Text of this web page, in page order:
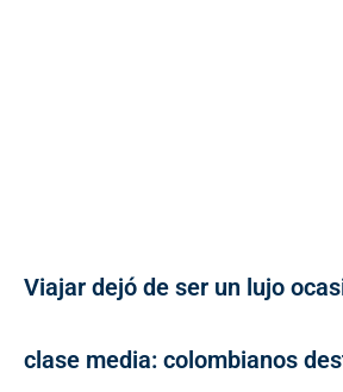
Viajar dejó de ser un lujo
clase media: colombianos